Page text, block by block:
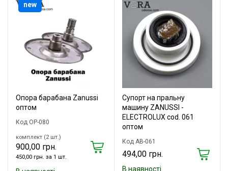
Опора барабана Zanussi
оптом
Код OP-080
комплект (2 шт.)
900,00 грн.
450,00 грн. за 1 шт.
new
Супорт на пральну
машину ZANUSSI -
ELECTROLUX cod. 061
оптом
Код AB-061
494,00 грн.
В наявності